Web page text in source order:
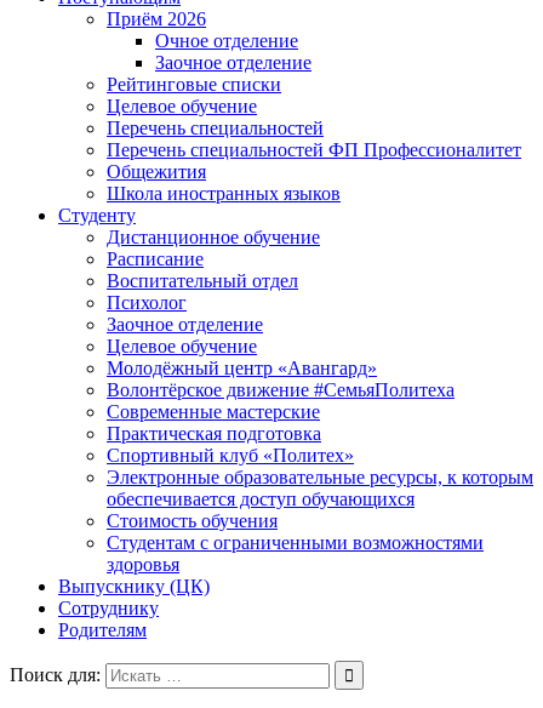
Приём 2026
Очное отделение
Заочное отделение
Рейтинговые списки
Целевое обучение
Перечень специальностей
Перечень специальностей ФП Профессионалитет
Общежития
Школа иностранных языков
Студенту
Дистанционное обучение
Расписание
Воспитательный отдел
Психолог
Заочное отделение
Целевое обучение
Молодёжный центр «Авангард»
Волонтёрское движение #СемьяПолитеха
Современные мастерские
Практическая подготовка
Спортивный клуб «Политех»
Электронные образовательные ресурсы, к которым
обеспечивается доступ обучающихся
Стоимость обучения
Студентам с ограниченными возможностями
здоровья
Выпускнику (ЦК)
Сотруднику
Родителям
Поиск для: